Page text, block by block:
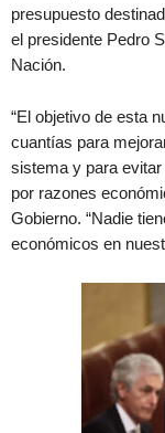
presupuesto
el presidente Pedro
Nación.
“El objetivo de esta
cuantías para
sistema y para
por razones
Gobierno. “Nadie
económicos en